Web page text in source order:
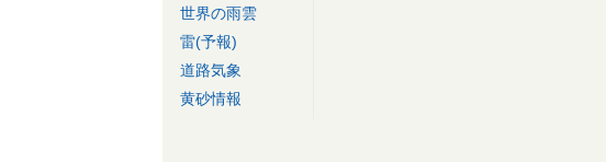
世界の雨雲
雷(予報)
道路気象
黄砂情報